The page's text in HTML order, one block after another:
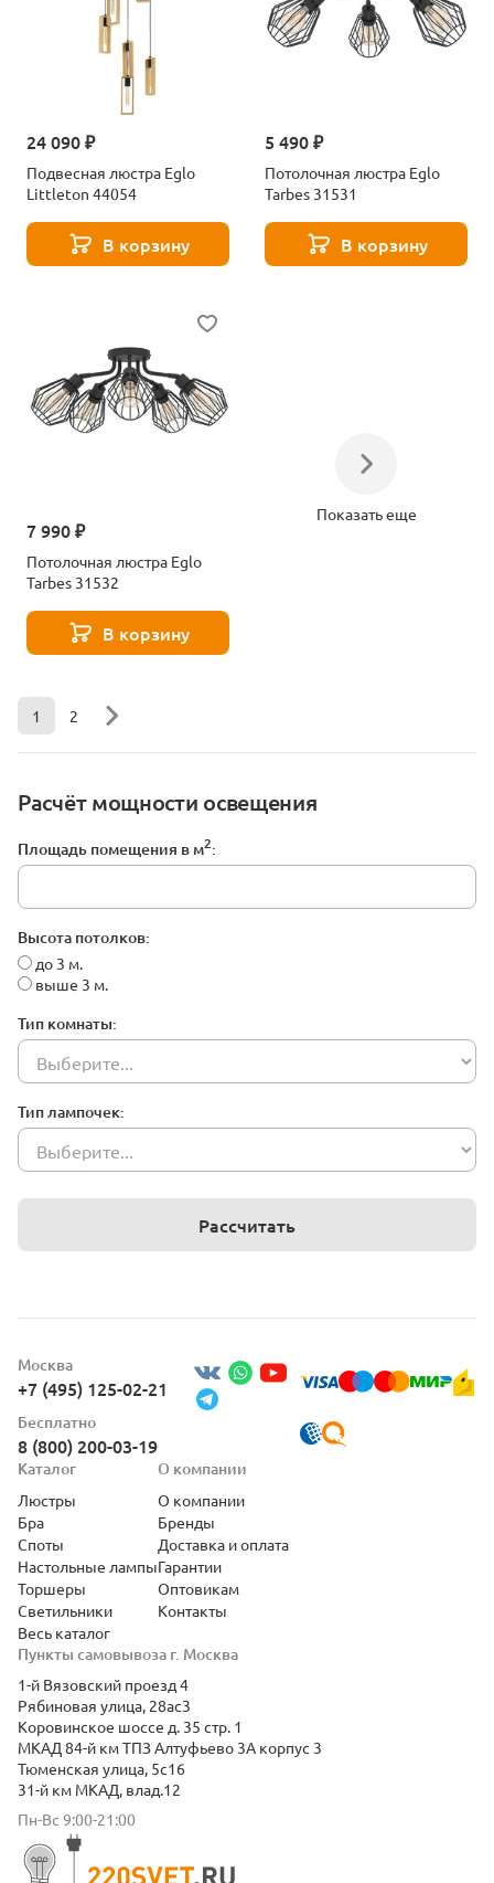
Расчёт мощности освещения
Площадь помещения в м2:
Высота потолков:
до 3 м.
выше 3 м.
Тип комнаты:
Тип лампочек:
Рассчитать
24 090 ₽
Подвесная люстра Eglo
Littleton 44054
В корзину
5 490 ₽
Потолочная люстра Eglo
Tarbes 31531
В корзину
7 990 ₽
Потолочная люстра Eglo
Tarbes 31532
В корзину
Показать еще
1 2
Москва
+7 (495) 125-02-21
Бесплатно
8 (800) 200-03-19
Пункты самовывоза г. Москва
1-й Вязовский проезд 4
Рябиновая улица, 28ас3
Коровинское шоссе д. 35 стр. 1
МКАД 84-й км ТПЗ Алтуфьево 3А корпус 3
Тюменская улица, 5с16
31-й км МКАД, влад.12
Пн-Вс 9:00-21:00
Каталог
Люстры
Бра
Споты
Настольные лампы
Торшеры
Светильники
Весь каталог
О компании
О компании
Бренды
Доставка и оплата
Гарантии
Оптовикам
Контакты